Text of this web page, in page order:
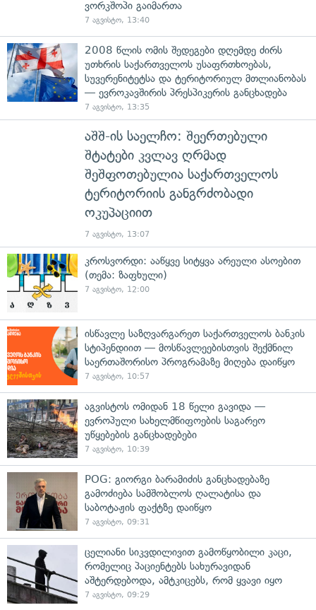
ვორკშოპი გაიმართა
7 აგვისტო, 13:40
2008 წლის ომის შედეგები დღემდე ძირს
უთხრის საქართველოს უსაფრთხოებას,
სუვერენიტეტსა და ტერიტორიულ მთლიანობას
— ევროკავშირის პრესპიკერის განცხადება
7 აგვისტო, 13:35
აშშ-ის საელჩო: შეერთებული
შტატები კვლავ ღრმად
შეშფოთებულია საქართველოს
ტერიტორიის განგრძობადი
ოკუპაციით
7 აგვისტო, 13:07
კროსვორდი: ააწყვე სიტყვა არეული ასოებით
(თემა: ზაფხული)
7 აგვისტო, 12:00
ისწავლე საზღვარგარეთ საქართველოს ბანკის
სტიპენდიით — მოსწავლეებისთვის შექმნილ
საერთაშორისო პროგრამაზე მიღება დაიწყო
7 აგვისტო, 10:57
აგვისტოს ომიდან 18 წელი გავიდა —
ევროპული სახელმწიფოების საგარეო
უწყებების განცხადებები
7 აგვისტო, 10:39
POG: გიორგი ბარამიძის განცხადებაზე
გამოძიება სამშობლოს ღალატისა და
საბოტაჟის ფაქტზე დაიწყო
7 აგვისტო, 09:31
ცელიანი სიკვდილივით გამოწყობილი კაცი,
რომელიც პაციენტებს სახურავიდან
აშტერდებოდა, ამტკიცებს, რომ ყვავი იყო
7 აგვისტო, 09:29